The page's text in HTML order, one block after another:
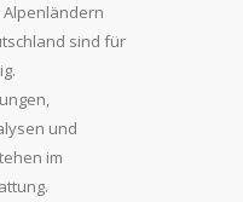
sind für
und
im